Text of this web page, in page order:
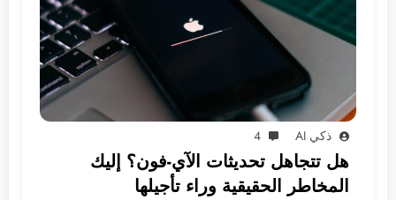
ذكي AI 4
هل تتجاهل تحديثات الآي-فون؟ إليك
المخاطر الحقيقية وراء تأجيلها